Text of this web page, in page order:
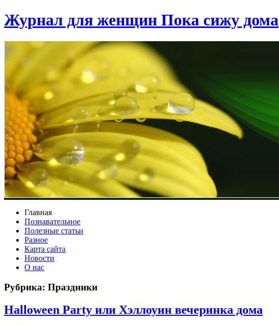
Журнал для женщин Пока сижу дома
Главная
Познавательное
Полезные статьи
Разное
Карта сайта
Новости
О нас
Рубрика: Праздники
Halloween Party или Хэллоуин вечеринка дома